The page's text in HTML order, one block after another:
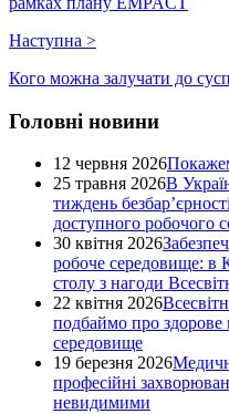
Наступна >
Кого можна залучати до
Головні новини
12 червня 2026
25 травня 2026В
тиждень
доступного робочого
30 квітня 2026
робоче середовище: в
столу з нагоди
22 квітня 2026
подбаймо про здорове
середовище
19 березня 2026
професійні
невидимими